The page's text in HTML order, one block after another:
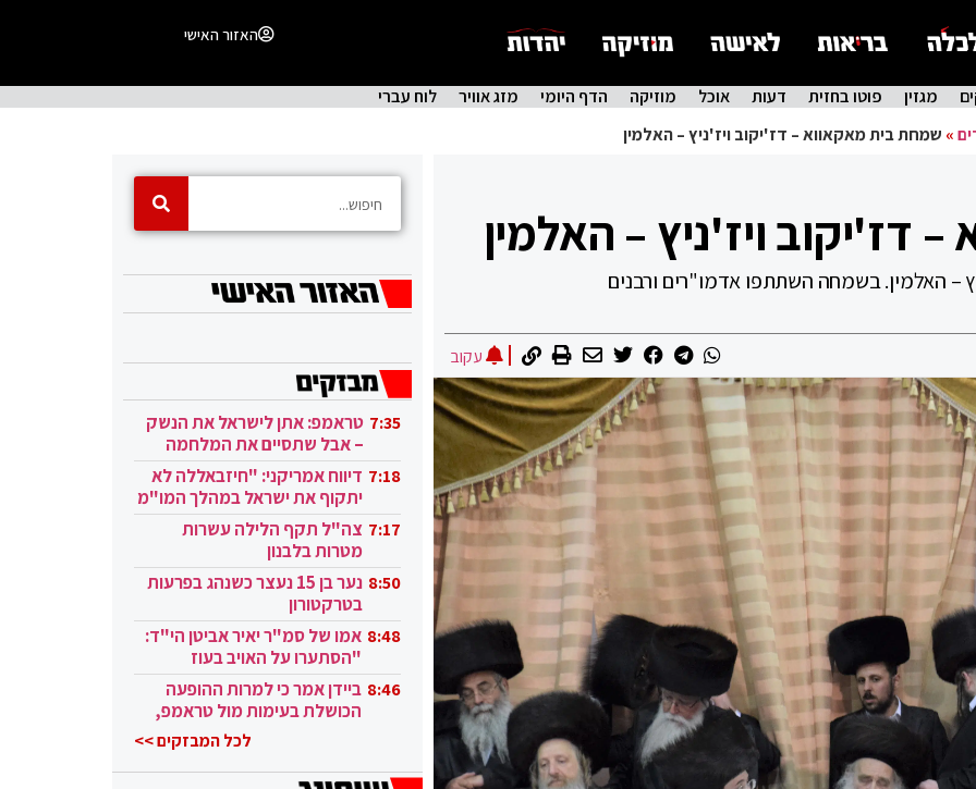
האזור האישי
מגזין פוטו בחזית דעות אוכל מוזיקה הדף היומי מזג אוויר
לוח עברי
» שמחת בית מאקאווא – דז'יקוב ויז'ניץ – האלמין
דז'יקוב ויז'ניץ – האלמין
– האלמין. בשמחה השתתפו אדמו"רים ורבנים
עקוב
7:35 טראמפ: אתן לישראל את הנשק
– אבל שתסיים את המלחמה
בעזה 7:18 דיווח אמריקני: "חיזבאללה לא
יתקוף את ישראל במהלך המו"מ
בקטאר" 7:17 צה"ל תקף הלילה עשרות
מטרות בלבנון
8:50
נער בן 15 נעצר כשנהג בפרעות
בטרקטורון
8:48 אמו של סמ"ר יאיר אביטן הי"ד:
"הסתערו על האויב בעוז
ובגבורה" 8:46 ביידן אמר כי למרות ההופעה
הכושלת בעימות מול טראמפ,
לכל המבזקים >>